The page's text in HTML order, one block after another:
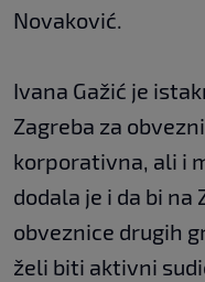
Novaković.
Ivana Gažić je
Zagreba za
korporativna, ali i
dodala je i da bi na
obveznice drugih
želi biti aktivni